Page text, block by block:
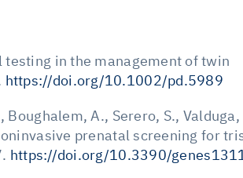
testing in the management of twin
https://doi.org/10.1002/pd.5989
A., Serero, S.,
prenatal screening for
https://doi.org/10.3390/